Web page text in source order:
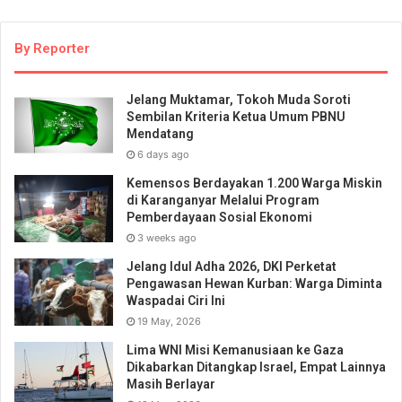
By Reporter
Jelang Muktamar, Tokoh Muda Soroti
Sembilan Kriteria Ketua Umum PBNU
Mendatang
6 days ago
Kemensos Berdayakan 1.200 Warga Miskin
di Karanganyar Melalui Program
Pemberdayaan Sosial Ekonomi
3 weeks ago
Jelang Idul Adha 2026, DKI Perketat
Pengawasan Hewan Kurban: Warga Diminta
Waspadai Ciri Ini
19 May, 2026
Lima WNI Misi Kemanusiaan ke Gaza
Dikabarkan Ditangkap Israel, Empat Lainnya
Masih Berlayar